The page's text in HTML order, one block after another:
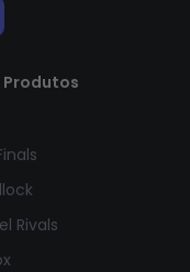
Produtos
Rivals